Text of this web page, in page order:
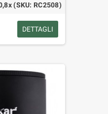
(SKU: RC2508)
DETTAGLI